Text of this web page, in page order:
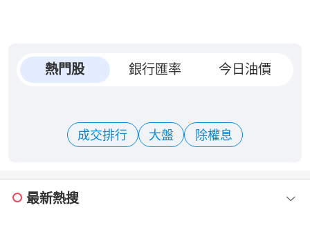
熱門股 銀行匯率 今日油價
成交排行 大盤 除權息
最新熱搜